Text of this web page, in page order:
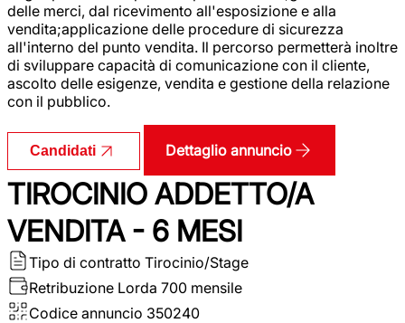
delle merci, dal ricevimento all'esposizione e alla
vendita;applicazione delle procedure di sicurezza
all'interno del punto vendita. Il percorso permetterà inoltre
di sviluppare capacità di comunicazione con il cliente,
ascolto delle esigenze, vendita e gestione della relazione
con il pubblico.
Candidati Dettaglio annuncio
TIROCINIO ADDETTO/A
VENDITA - 6 MESI
Tipo di contratto Tirocinio/Stage
Retribuzione Lorda 700 mensile
Codice annuncio 350240